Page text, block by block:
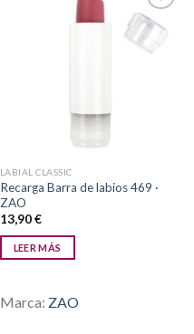
Añadir
LABIAL CLASSIC
Recarga Barra de labios 469 ·
ZAO
13,90€
LEER MÁS
Marca: ZAO